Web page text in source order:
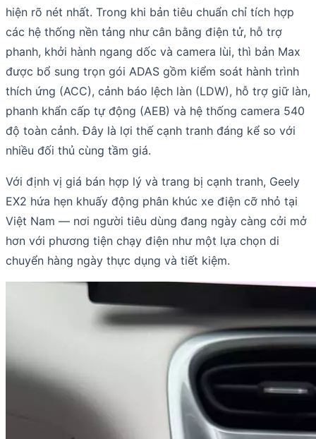
hiện rõ nét nhất. Trong khi bản tiêu chuẩn chỉ tích hợp
các hệ thống nền tảng như cân bằng điện tử, hỗ trợ
phanh, khởi hành ngang dốc và camera lùi, thì bản Max
được bổ sung trọn gói ADAS gồm kiểm soát hành trình
thích ứng (ACC), cảnh báo lệch làn (LDW), hỗ trợ giữ làn,
phanh khẩn cấp tự động (AEB) và hệ thống camera 540
độ toàn cảnh. Đây là lợi thế cạnh tranh đáng kể so với
nhiều đối thủ cùng tầm giá.
Với định vị giá bán hợp lý và trang bị cạnh tranh, Geely
EX2 hứa hẹn khuấy động phân khúc xe điện cỡ nhỏ tại
Việt Nam — nơi người tiêu dùng đang ngày càng cởi mở
hơn với phương tiện chạy điện như một lựa chọn di
chuyển hàng ngày thực dụng và tiết kiệm.